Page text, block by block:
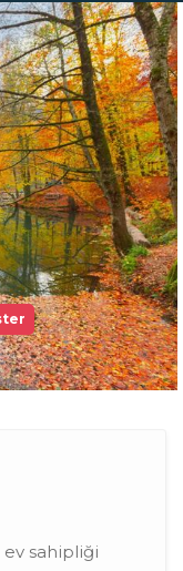
sahipliği